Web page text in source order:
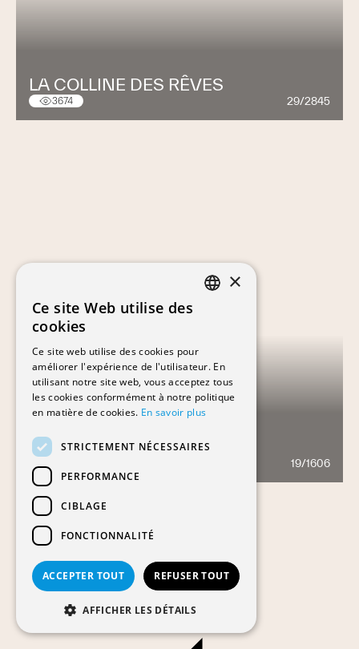
LA COLLINE DES RÊVES
3674 29/2845
LES PORTIQUES DE TIVOLI
19/1606
×
Ce site Web utilise des
cookies
Ce site web utilise des cookies pour
améliorer l'expérience de l'utilisateur. En
utilisant notre site web, vous acceptez tous
les cookies conformément à notre politique
en matière de cookies. En savoir plus
STRICTEMENT NÉCESSAIRES
PERFORMANCE
CIBLAGE
FONCTIONNALITÉ
ACCEPTER TOUT REFUSER TOUT
AFFICHER LES DÉTAILS